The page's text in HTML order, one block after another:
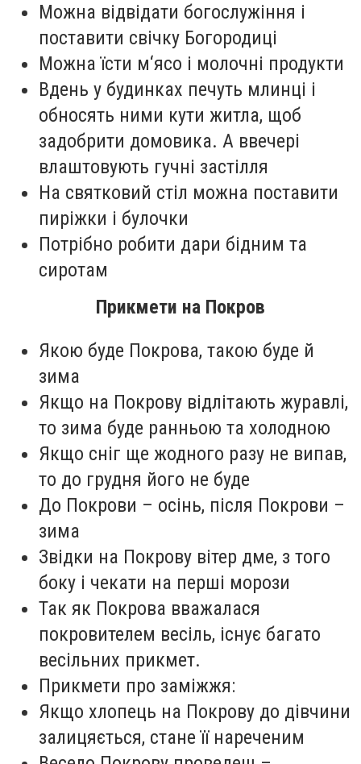
Можна відвідати богослужіння і
поставити свічку Богородиці
Можна їсти м‘ясо і молочні продукти
Вдень у будинках печуть млинці і
обносять ними кути житла, щоб
задобрити домовика. А ввечері
влаштовують гучні застілля
На святковий стіл можна поставити
пиріжки і булочки
Потрібно робити дари бідним та
сиротам
Прикмети на Покров
Якою буде Покрова, такою буде й
зима
Якщо на Покрову відлітають журавлі,
то зима буде ранньою та холодною
Якщо сніг ще жодного разу не випав,
то до грудня його не буде
До Покрови – осінь, після Покрови –
зима
Звідки на Покрову вітер дме, з того
боку і чекати на перші морози
Так як Покрова вважалася
покровителем весіль, існує багато
весільних прикмет.
Прикмети про заміжжя:
Якщо хлопець на Покрову до дівчини
залицяється, стане її нареченим